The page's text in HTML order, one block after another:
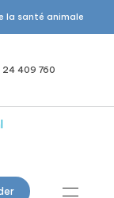
la santé animale
24 409 760